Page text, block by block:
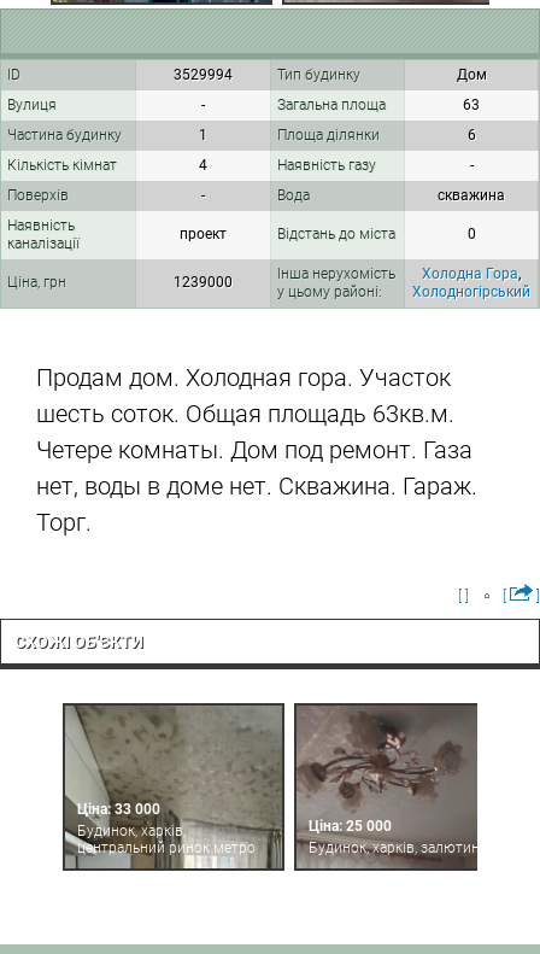
ID 3529994 Тип будинку
Дом
Вулиця
- Загальна площа
63
Частина будинку
1 Площа ділянки
6
Кількість кімнат
4 Наявність газу
-
Поверхів
- Вода
скважина
Наявність
каналізації
проект Відстань до міста 0
Ціна, грн 1239000
Інша нерухомість
у цьому районі:
Холодна Гора,
Холодногірський
Продам дом. Холодная гора. Участок
шесть соток. Общая площадь 63кв.м.
Четере комнаты. Дом под ремонт. Газа
нет, воды в доме нет. Скважина. Гараж.
Торг.
СХОЖІ ОБ'ЄКТИ
Ціна: 33 000
Будинок, харків,
центральний ринок метро
Ціна: 25 000
Будинок, харків, залютине